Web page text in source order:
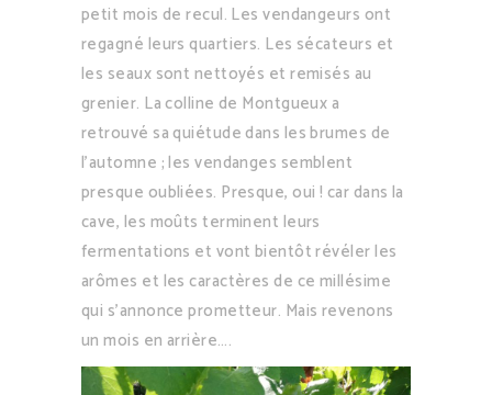
petit mois de recul. Les vendangeurs ont
regagné leurs quartiers. Les sécateurs et
les seaux sont nettoyés et remisés au
grenier. La colline de Montgueux a
retrouvé sa quiétude dans les brumes de
l’automne ; les vendanges semblent
presque oubliées. Presque, oui ! car dans la
cave, les moûts terminent leurs
fermentations et vont bientôt révéler les
arômes et les caractères de ce millésime
qui s’annonce prometteur. Mais revenons
un mois en arrière….